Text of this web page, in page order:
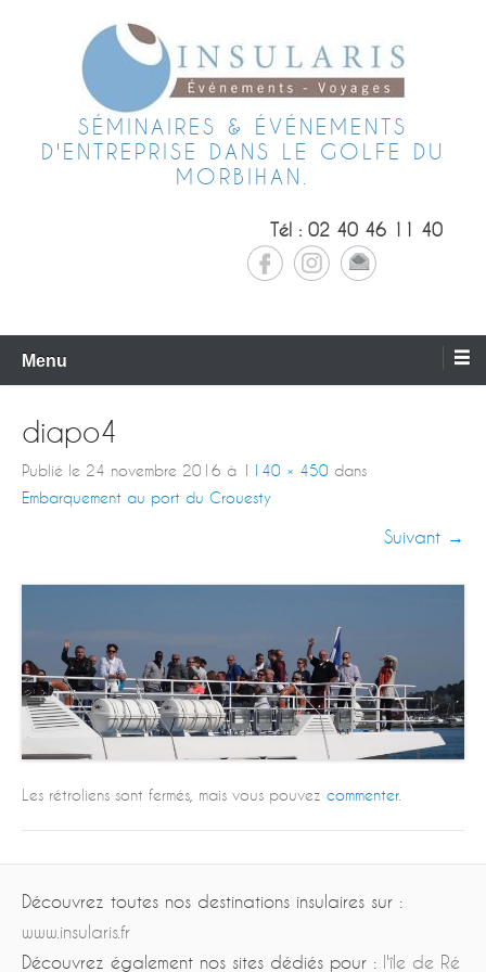
SÉMINAIRES & ÉVÉNEMENTS
D'ENTREPRISE DANS LE GOLFE DU
MORBIHAN.
Tél : 02 40 46 11 40
Menu
diapo4
Publié le 24 novembre 2016 à 1140 × 450 dans
Embarquement au port du Crouesty
Suivant →
Les rétroliens sont fermés, mais vous pouvez commenter.
Découvrez toutes nos destinations insulaires sur :
www.insularis.fr
Découvrez également nos sites dédiés pour : l'île de Ré